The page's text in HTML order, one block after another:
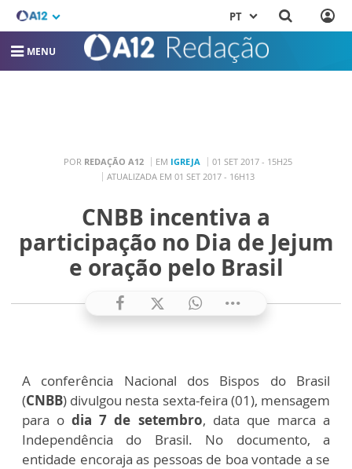
PT
MENU
POR REDAÇÃO A12 EM IGREJA
01 SET 2017 - 15H25
ATUALIZADA EM 01 SET 2017 - 16H13
CNBB incentiva a
participação no Dia de Jejum
e oração pelo Brasil
A conferência Nacional dos Bispos do Brasil
(CNBB) divulgou nesta sexta-feira (01), mensagem
para odia 7 de setembro, data que marca a
Independência do Brasil. No documento, a
entidade encoraja as pessoas de boa vontade a se